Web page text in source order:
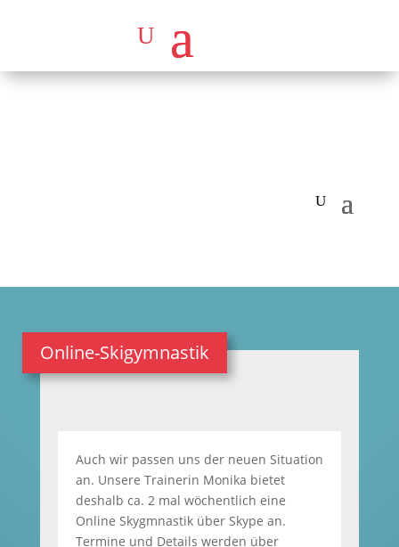
Online-Skigymnastik
Auch wir passen uns der neuen Situation
an. Unsere Trainerin Monika bietet
deshalb ca. 2 mal wöchentlich eine
Online Skygmnastik über Skype an.
Termine und Details werden über